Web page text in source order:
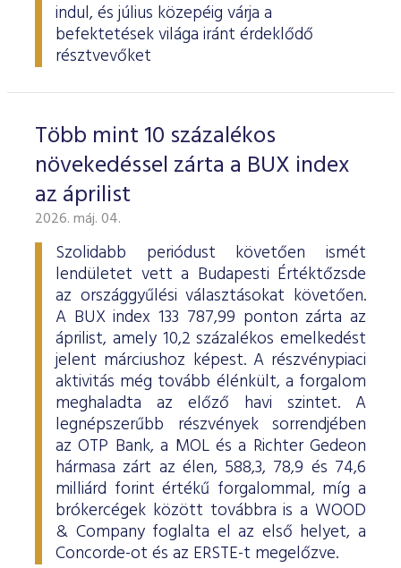
indul, és július közepéig várja a
befektetések világa iránt érdeklődő
résztvevőket
Több mint 10 százalékos
növekedéssel zárta a BUX index
az áprilist
2026. máj. 04.
Szolidabb periódust követően ismét
lendületet vett a Budapesti Értéktőzsde
az országgyűlési választásokat követően.
A BUX index 133 787,99 ponton zárta az
áprilist, amely 10,2 százalékos emelkedést
jelent márciushoz képest. A részvénypiaci
aktivitás még tovább élénkült, a forgalom
meghaladta az előző havi szintet. A
legnépszerűbb részvények sorrendjében
az OTP Bank, a MOL és a Richter Gedeon
hármasa zárt az élen, 588,3, 78,9 és 74,6
milliárd forint értékű forgalommal, míg a
brókercégek között továbbra is a WOOD
& Company foglalta el az első helyet, a
Concorde-ot és az ERSTE-t megelőzve.